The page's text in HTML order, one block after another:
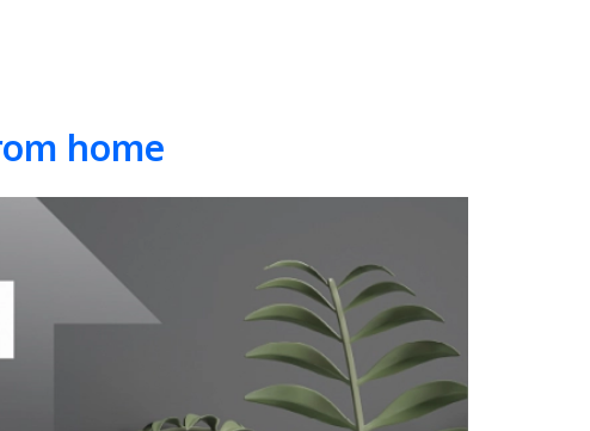
home